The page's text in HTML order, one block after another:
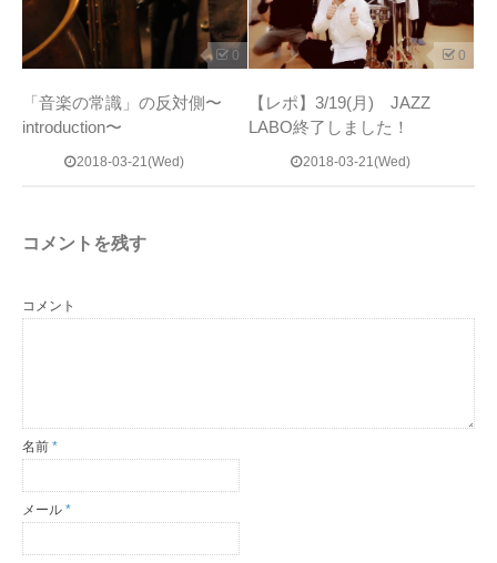
0
「音楽の常識」の反対側〜
introduction〜
2018-03-21(Wed)
0
【レポ】3/19(月) JAZZ
LABO終了しました！
2018-03-21(Wed)
コメントを残す
コメント
名前 *
メール *